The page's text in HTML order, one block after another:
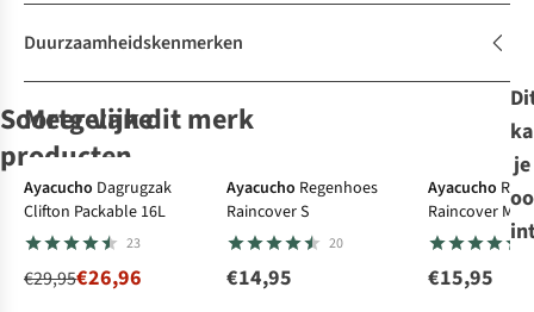
Duurzaamheidskenmerken
Soortgelijke
producten
Deuter
Regenhoes
Rain Cover I
4
Deuter
Regenhoes
Rain Cover II
1
Deuter
Regenhoes
Rain Cover Mini
The North Face
Regenhoes
Pack
Meer van dit merk
-10%
Ayacucho Dagrugzak
Clifton Packable 16L
23
€29,95€26,96
Ayacucho Regenhoes
Raincover S
20
€14,95
Ayacucho
Raincover M
€15,95
je